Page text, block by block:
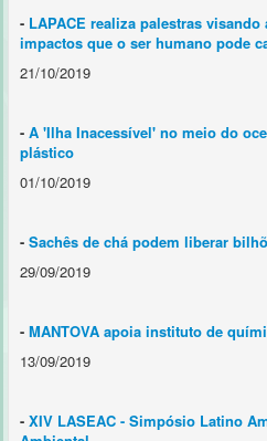
- LAPACE realiza palestras
impactos que o ser humano pode
21/10/2019
- A 'Ilha Inacessível' no meio do
plástico
01/10/2019
- Sachês de chá podem liberar
29/09/2019
- MANTOVA apoia instituto de
13/09/2019
- XIV LASEAC - Simpósio Latino